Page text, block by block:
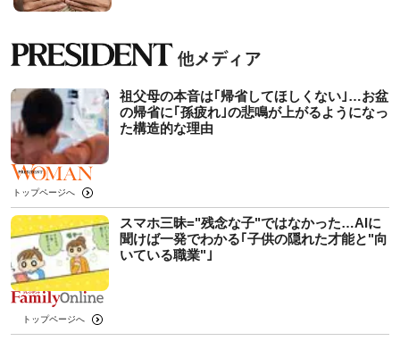
祖父母の本音は｢帰省してほしくない｣…お盆
の帰省に｢孫疲れ｣の悲鳴が上がるようになっ
た構造的な理由
トップページへ
スマホ三昧="残念な子"ではなかった…AIに
聞けば一発でわかる｢子供の隠れた才能と"向
いている職業"｣
トップページへ